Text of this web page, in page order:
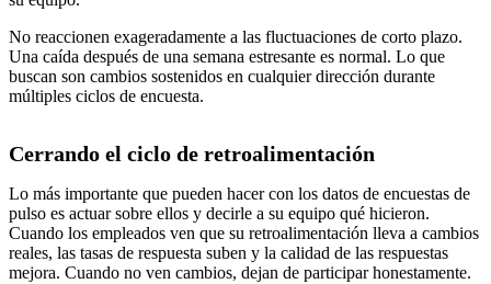
No reaccionen exageradamente a las fluctuaciones de corto plazo.
Una caída después de una semana estresante es normal. Lo que
buscan son cambios sostenidos en cualquier dirección durante
múltiples ciclos de encuesta.
Cerrando el ciclo de retroalimentación
Lo más importante que pueden hacer con los datos de encuestas de
pulso es actuar sobre ellos y decirle a su equipo qué hicieron.
Cuando los empleados ven que su retroalimentación lleva a cambios
reales, las tasas de respuesta suben y la calidad de las respuestas
mejora. Cuando no ven cambios, dejan de participar honestamente.